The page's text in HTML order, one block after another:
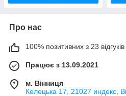
Про нас
100% позитивних з 23 відгуків
Працює з 13.09.2021
м. Вінниця
Келецька 17, 21027 индекс,